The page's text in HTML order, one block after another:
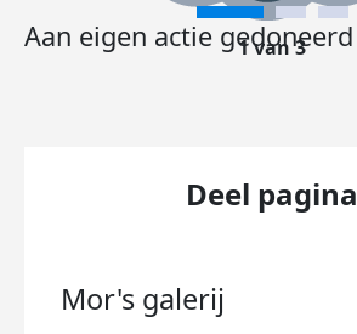
Aan eigen actie gedoneerd
1 van 3
Deel pagina
Mor's galerij